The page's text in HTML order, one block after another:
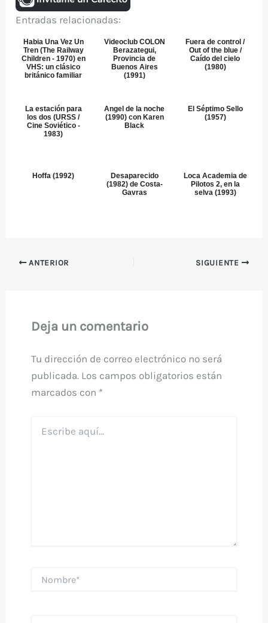
Entradas relacionadas:
Habia Una Vez Un
Tren (The Railway
Children - 1970) en
VHS: un clásico
británico familiar
Videoclub COLON
Berazategui,
Provincia de
Buenos Aires
(1991)
Fuera de control /
Out of the blue /
Caído del cielo
(1980)
La estación para
los dos (URSS /
Cine Soviético -
1983)
Angel de la noche
(1990) con Karen
Black
El Séptimo Sello
(1957)
Hoffa (1992)
Desaparecido
(1982) de Costa-
Gavras
Loca Academia de
Pilotos 2, en la
selva (1993)
ANTERIOR SIGUIENTE
Deja un comentario
Tu dirección de correo electrónico no será
publicada. Los campos obligatorios están
marcados con *
aquí...